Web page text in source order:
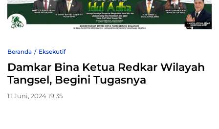
Beranda Eksekutif
Damkar Bina Ketua Redkar Wilayah
Tangsel, Begini Tugasnya
11 Juni, 2024 19:35